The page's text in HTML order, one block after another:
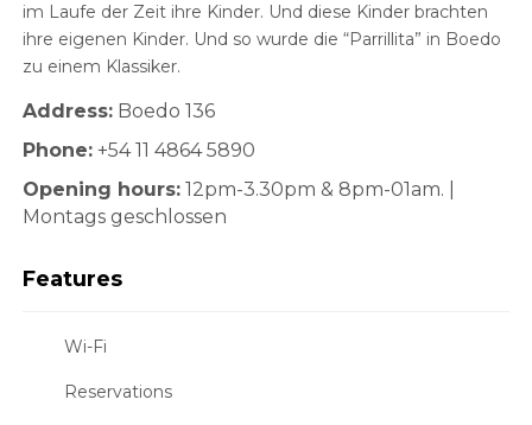
im Laufe der Zeit ihre Kinder. Und diese Kinder brachten
ihre eigenen Kinder. Und so wurde die “Parrillita” in Boedo
zu einem Klassiker.
Address:Boedo 136
Phone:+54 11 4864 5890
Opening hours:12pm-3.30pm & 8pm-01am. |
Montags geschlossen
Features
Wi-Fi
Reservations